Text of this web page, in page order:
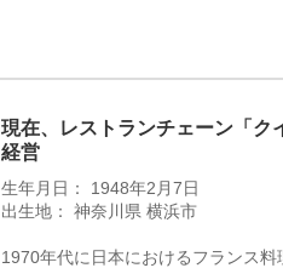
現在、レストランチェーン「ク
経営
生年月日： 1948年2月7日
出生地： 神奈川県 横浜市
1970年代に日本におけるフランス料